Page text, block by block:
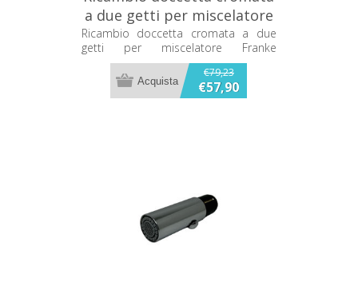
a due getti per miscelatore
Franke 133.0273.873
Ricambio doccetta cromata a due
getti per miscelatore Franke
133.0273.873
€79,23
€57,90